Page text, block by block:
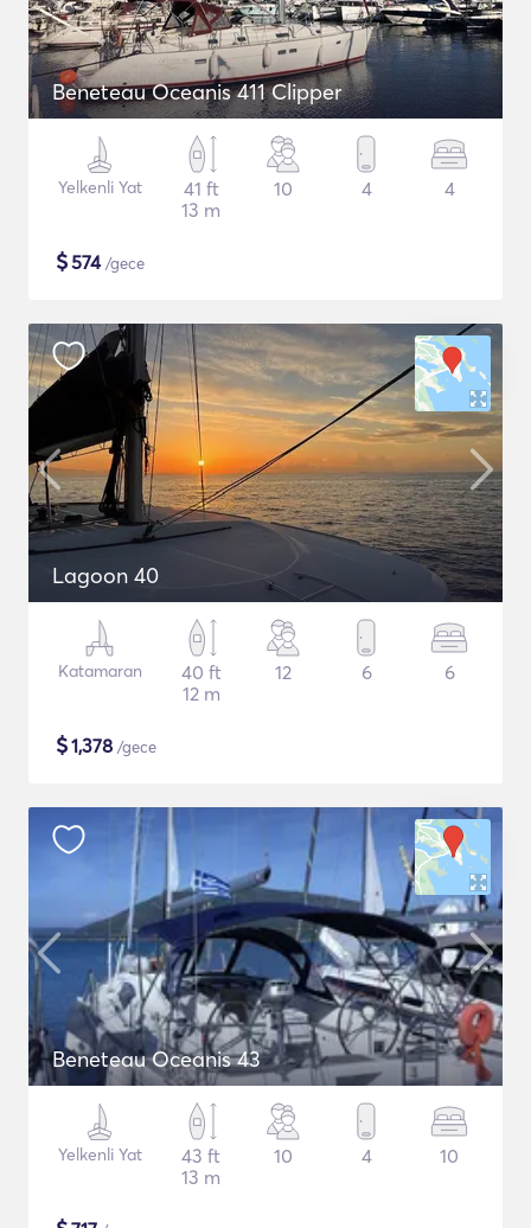
Beneteau Oceanis 411 Clipper
Yelkenli Yat
41 ft
13 m
10 4 4
$574/gece
Lagoon 40
Katamaran
40 ft
12 m
12 6 6
$1,378 /gece
Beneteau Oceanis 43
Yelkenli Yat
43 ft
13 m
10 4 10